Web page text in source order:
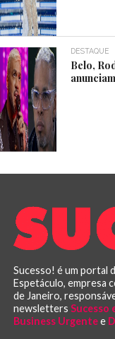
DESTAQUE
Belo,
Sucesso! é um portal
Espetáculo, empresa
de Janeiro,
newsletters Sucesso
Business Urgentee